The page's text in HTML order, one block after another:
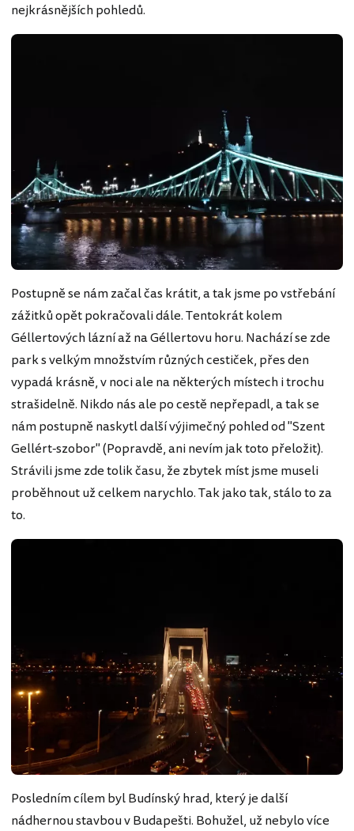
nejkrásnějších pohledů.
Postupně se nám začal čas krátit, a tak jsme po vstřebání
zážitků opět pokračovali dále. Tentokrát kolem
Géllertových lázní až na Géllertovu horu. Nachází se zde
park s velkým množstvím různých cestiček, přes den
vypadá krásně, v noci ale na některých místech i trochu
strašidelně. Nikdo nás ale po cestě nepřepadl, a tak se
nám postupně naskytl další výjimečný pohled od "Szent
Gellért-szobor" (Popravdě, ani nevím jak toto přeložit).
Strávili jsme zde tolik času, že zbytek míst jsme museli
proběhnout už celkem narychlo. Tak jako tak, stálo to za
to.
Posledním cílem byl Budínský hrad, který je další
nádhernou stavbou v Budapešti. Bohužel, už nebylo více